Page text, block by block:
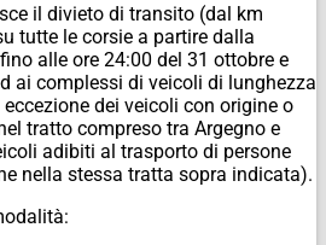
il divieto di transito (dal km
tutte le corsie a partire dalla
alle ore 24:00 del 31 ottobre e
ai complessi di veicoli di lunghezza
dei veicoli con origine o
tratto compreso tra Argegno e
adibiti al trasporto di persone
nella stessa tratta sopra indicata).